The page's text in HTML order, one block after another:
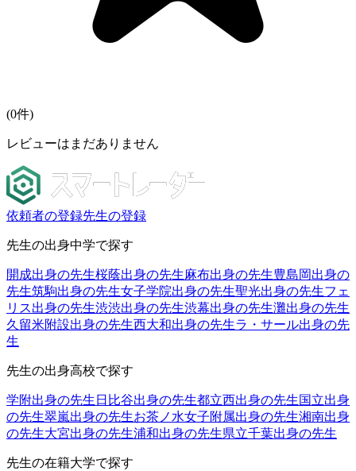
(0件)
レビューはまだありません
依頼者の登録先生の登録
先生の出身中学で探す
開成出身の先生桜蔭出身の先生麻布出身の先生豊島岡出身の
先生筑駒出身の先生女子学院出身の先生聖光出身の先生フェ
リス出身の先生渋渋出身の先生渋幕出身の先生灘出身の先生
久留米附設出身の先生西大和出身の先生ラ・サール出身の先
生
先生の出身高校で探す
学附出身の先生 日比谷出身の先生都立西出身の先生国立出身
の先生翠嵐出身の先生お茶ノ水女子附属出身の先生湘南出身
の先生大宮出身の先生浦和出身の先生県立千葉出身の先生
先生の在籍大学で探す